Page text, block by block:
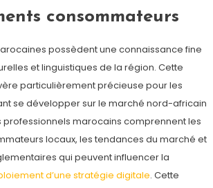
consommateurs
possèdent une connaissance fine
et linguistiques de la région. Cette
particulièrement précieuse pour les
se développer sur le marché nord-africain
professionnels marocains comprennent les
locaux, les tendances du marché et
qui peuvent influencer la
d’une stratégie digitale. Cette